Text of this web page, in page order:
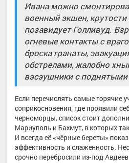
Ивана можно
военный экшен, крутости
позавидует Голливуд.
огневые контакты с
броска гранаты,
обстрелами, жалобно
вэсэушники с
Если перечислять самые горячие
соприкосновения, где проявили
черноморцы, список стоит
Мариуполь и Бахмут, в которых
И всегда её «чёрные береты»
эффективность и слаженность.
срочно перебросили из-под